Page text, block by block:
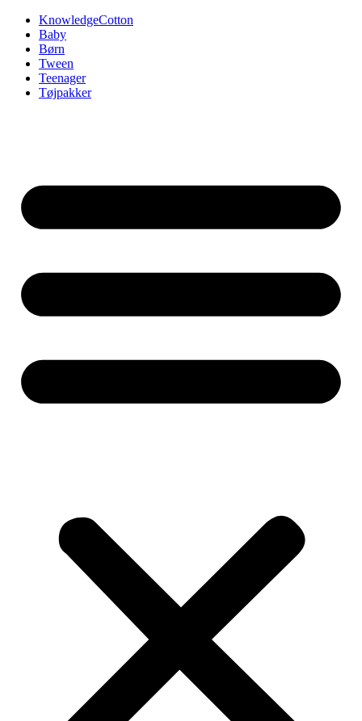
Videre
indhold
KnowledgeCotton
Baby
Børn
Tween
Teenager
Tøjpakker